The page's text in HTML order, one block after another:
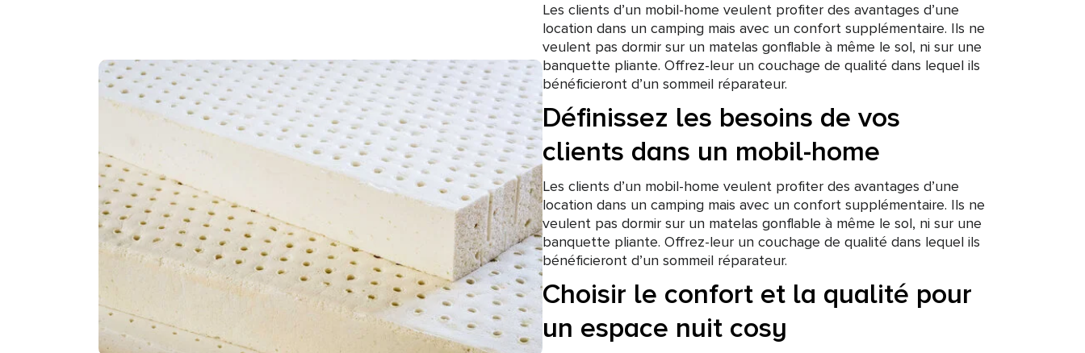
Les clients d’un mobil-home veulent profiter des avantages d’une
location dans un camping mais avec un confort supplémentaire. Ils ne
veulent pas dormir sur un matelas gonflable à même le sol, ni sur une
banquette pliante. Offrez-leur un couchage de qualité dans lequel ils
bénéficieront d’un sommeil réparateur.
Définissez les besoins de vos
clients dans un mobil-home
Les clients d’un mobil-home veulent profiter des avantages d’une
location dans un camping mais avec un confort supplémentaire. Ils ne
veulent pas dormir sur un matelas gonflable à même le sol, ni sur une
banquette pliante. Offrez-leur un couchage de qualité dans lequel ils
bénéficieront d’un sommeil réparateur.
Choisir le confort et la qualité pour
un espace nuit cosy